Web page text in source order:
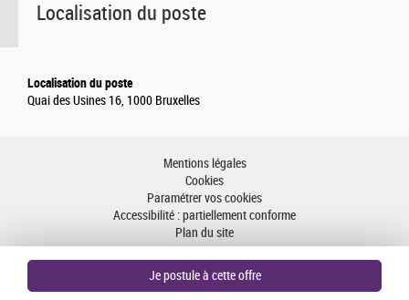
Localisation du poste
Localisation du poste
Quai des Usines 16, 1000 Bruxelles
Mentions légales
Cookies
Paramétrer vos cookies
Accessibilité : partiellement conforme
Plan du site
Aller en haut